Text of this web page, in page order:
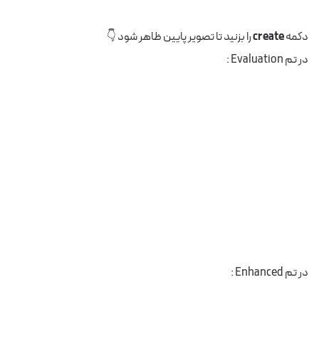
دکمهcreateرا بزنید تا تصویر پایین ظاهر شود 👇
در تم Evaluation :
در تم Enhanced :